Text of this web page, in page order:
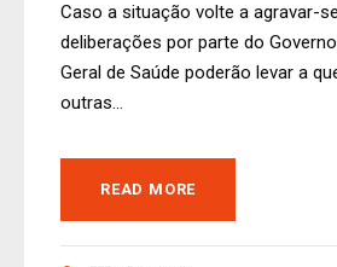
Caso a situação volte a agravar-
deliberações por parte do
Geral de Saúde poderão levar a
outras...
READ MORE